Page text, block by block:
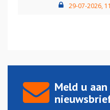
29-07-2026,
Meld u